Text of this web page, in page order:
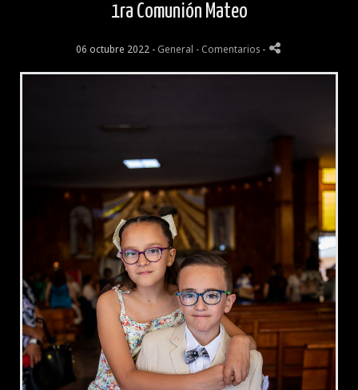
1ra Comunión Mateo
06 octubre 2022 - General - Comentarios -